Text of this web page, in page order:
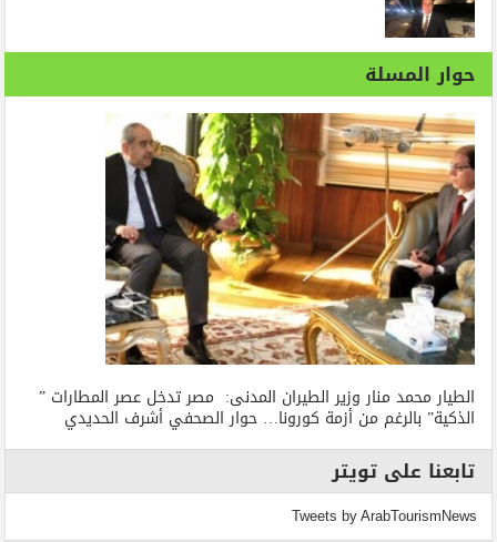
حوار المسلة
الطيار محمد منار وزير الطيران المدنى: مصر تدخل عصر المطارات ”
الذكية” بالرغم من أزمة كورونا… حوار الصحفي أشرف الحديدي
تابعنا على تويتر
Tweets by ArabTourismNews